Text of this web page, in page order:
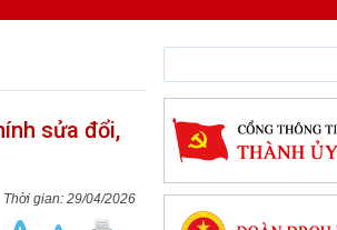
sửa đổi,
29/04/2026